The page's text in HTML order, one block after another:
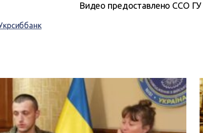
Видео предоставлено ССО